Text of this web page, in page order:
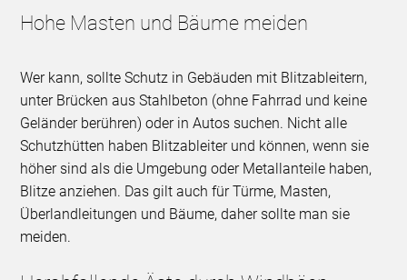
Hohe Masten und Bäume meiden
Wer kann, sollte Schutz in Gebäuden mit Blitzableitern,
unter Brücken aus Stahlbeton (ohne Fahrrad und keine
Geländer berühren) oder in Autos suchen. Nicht alle
Schutzhütten haben Blitzableiter und können, wenn sie
höher sind als die Umgebung oder Metallanteile haben,
Blitze anziehen. Das gilt auch für Türme, Masten,
Überlandleitungen und Bäume, daher sollte man sie
meiden.